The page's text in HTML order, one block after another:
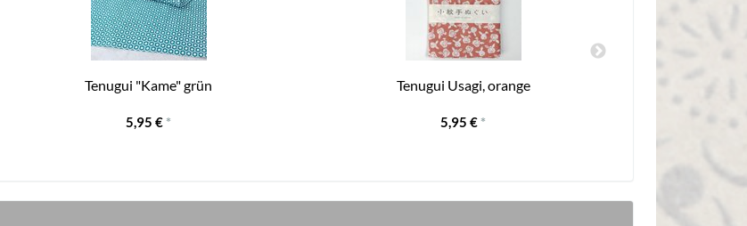
Tenugui "Kame" grün
5,95 € *
Tenugui Usagi, orange
5,95 € *